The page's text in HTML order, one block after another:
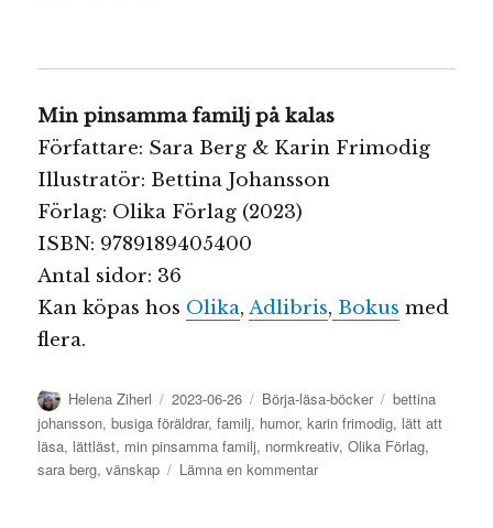
Min pinsamma familj på kalas
Författare: Sara Berg & Karin Frimodig
Illustratör: Bettina Johansson
Förlag: Olika Förlag (2023)
ISBN: 9789189405400
Antal sidor: 36
Kan köpas hos Olika,Adlibris, Bokus med
flera.
Författare
Helena Ziherl
Publicerat
den
2023-06-26 Kategorier
Börja-läsa-böcker Etiketter
bettina
johansson,busiga föräldrar,familj, humor,karin frimodig, lätt att
läsa, lättläst, min pinsamma familj, normkreativ,Olika Förlag,
sara berg,vänskap Lämna en kommentartill